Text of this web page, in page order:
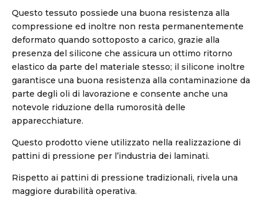
Questo tessuto possiede una buona resistenza alla
compressione ed inoltre non resta permanentemente
deformato quando sottoposto a carico, grazie alla
presenza del silicone che assicura un ottimo ritorno
elastico da parte del materiale stesso; il silicone inoltre
garantisce una buona resistenza alla contaminazione da
parte degli oli di lavorazione e consente anche una
notevole riduzione della rumorosità delle
apparecchiature.
Questo prodotto viene utilizzato nella realizzazione di
pattini di pressione per l’industria dei laminati.
Rispetto ai pattini di pressione tradizionali, rivela una
maggiore durabilità operativa.